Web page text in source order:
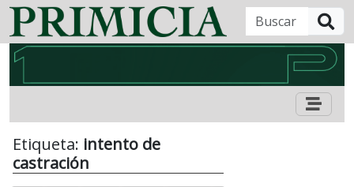
Etiqueta: intento de
castración